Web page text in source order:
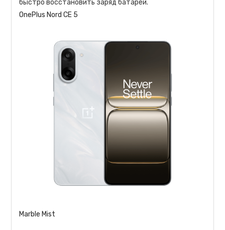
быстро восстановить заряд батареи.
OnePlus Nord CE 5
Marble Mist